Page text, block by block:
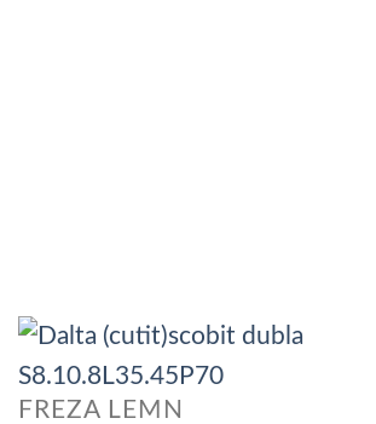
FREZA LEMN